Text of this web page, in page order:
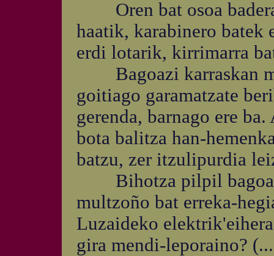
Oren bat osoa
haatik, karabinero batek
erdi lotarik, kirrimarra
Bagoazi karraskan
goitiago garamatzate
gerenda, barnago ere
bota balitza han-
batzu, zer itzulipurdia
Bihotza pilpil
multzoño bat erreka-
Luzaideko
gira mendi-leporaino?